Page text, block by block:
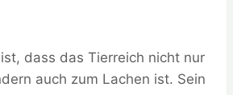
dass das Tierreich nicht nur
auch zum Lachen ist. Sein